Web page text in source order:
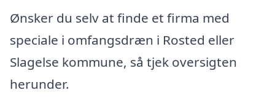
Ønsker du selv at finde et firma med
speciale i omfangsdræn i Rosted eller
Slagelse kommune, så tjek oversigten
herunder.